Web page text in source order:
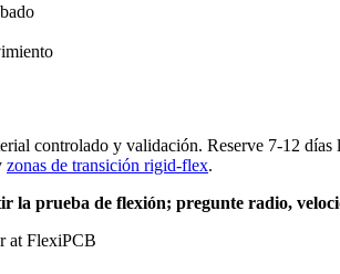
controlado y validación. Reserve 7-12
zonas de transición rigid-flex.
la prueba de flexión; pregunte radio,
at FlexiPCB